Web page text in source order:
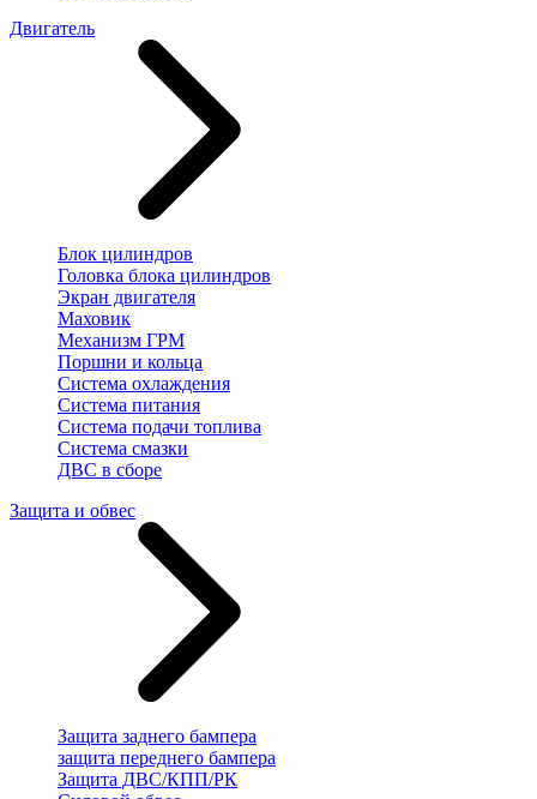
Двигатель
Блок цилиндров
Головка блока цилиндров
Экран двигателя
Маховик
Механизм ГРМ
Поршни и кольца
Система охлаждения
Система питания
Система подачи топлива
Система смазки
ДВС в сборе
Защита и обвес
Защита заднего бампера
защита переднего бампера
Защита ДВС/КПП/РК